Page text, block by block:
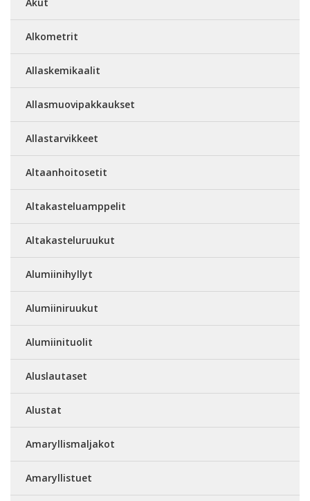
Alkometrit
Allaskemikaalit
Allasmuovipakkaukset
Allastarvikkeet
Altaanhoitosetit
Altakasteluamppelit
Altakasteluruukut
Alumiinihyllyt
Alumiiniruukut
Alumiinituolit
Aluslautaset
Alustat
Amaryllismaljakot
Amaryllistuet